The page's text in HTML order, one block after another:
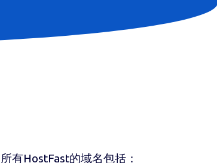
有HostFast的域名包括：